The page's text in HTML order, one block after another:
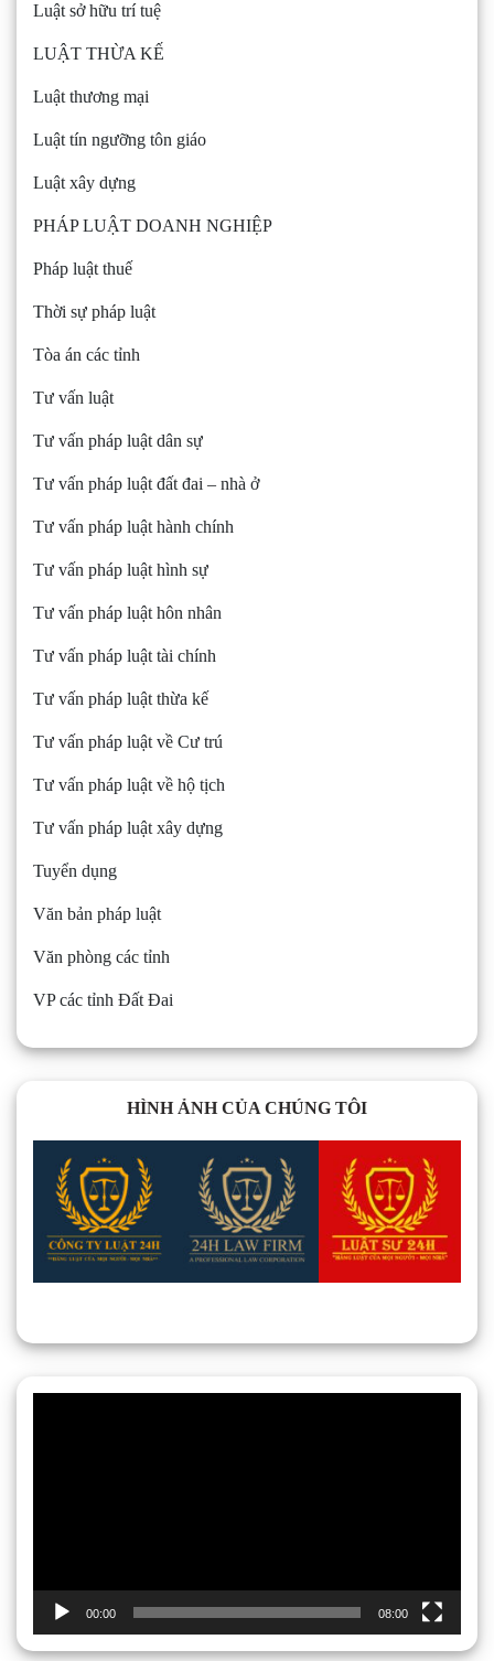
Luật sở hữu trí tuệ
LUẬT THỪA KẾ
Luật thương mại
Luật tín ngưỡng tôn giáo
Luật xây dựng
PHÁP LUẬT DOANH NGHIỆP
Pháp luật thuế
Thời sự pháp luật
Tòa án các tỉnh
Tư vấn luật
Tư vấn pháp luật dân sự
Tư vấn pháp luật đất đai – nhà ở
Tư vấn pháp luật hành chính
Tư vấn pháp luật hình sự
Tư vấn pháp luật hôn nhân
Tư vấn pháp luật tài chính
Tư vấn pháp luật thừa kế
Tư vấn pháp luật về Cư trú
Tư vấn pháp luật về hộ tịch
Tư vấn pháp luật xây dựng
Tuyển dụng
Văn bản pháp luật
Văn phòng các tỉnh
VP các tỉnh Đất Đai
HÌNH ẢNH CỦA CHÚNG TÔI
00:00 08:00